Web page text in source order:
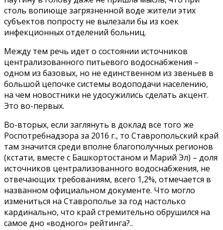
столь вопиюще загрязненной воде жители этих
субъектов попросту не вылезали бы из коек
инфекционных отделений больниц.
Между тем речь идет о состоянии источников
централизованного питьевого водоснабжения –
одном из базовых, но не единственном из звеньев в
большой цепочке системы водоподачи населению,
на чем новостники не удосужились сделать акцент.
Это во-первых.
Во-вторых, если заглянуть в доклад все того же
Роспотребнадзора за 2016 г., то Ставропольский край
там значится среди вполне благополучных регионов
(кстати, вместе с Башкортостаном и Марий Эл) – доля
источников централизованного водоснабжения, не
отвечающих требованиям, всего 1,2%, отмечается в
названном официальном документе. Что могло
измениться на Ставрополье за год настолько
кардинально, что край стремительно обрушился на
самое дно «водного» рейтинга?..